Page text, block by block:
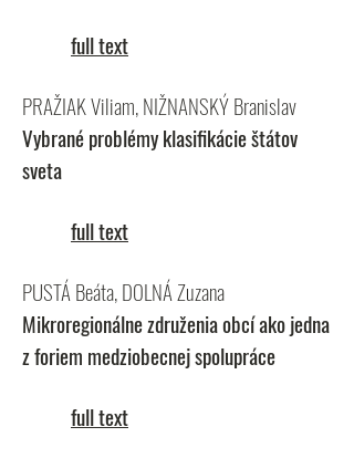
full text
PRAŽIAK Viliam, NIŽNANSKÝ Branislav
Vybrané problémy klasifikácie štátov
sveta
full text
PUSTÁ Beáta, DOLNÁ Zuzana
Mikroregionálne združenia obcí ako jedna
z foriem medziobecnej spolupráce
full text